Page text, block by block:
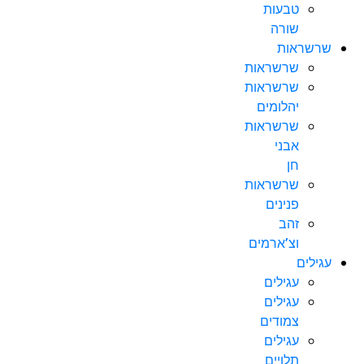
טבעות
שורה
שרשראות
שרשראות
שרשראות
יהלומים
שרשראות
אבני
חן
שרשראות
פנינים
זהב
וצ’ארמים
עגילים
עגילים
עגילים
צמודים
עגילים
תלויים